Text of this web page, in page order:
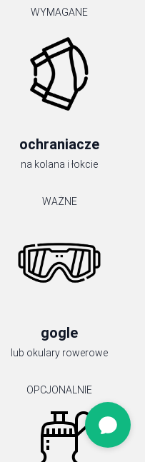
WYMAGANE
ochraniacze
na kolana i łokcie
WAŻNE
gogle
lub okulary rowerowe
OPCJONALNIE